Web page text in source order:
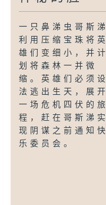
一只鼻涕虫哥斯涕
利用压缩宝珠将英
雄们变细小，并计
划将森林一并微
缩。英雄们必须设
法逃出生天，展开
一场危机四伏的旅
程，赶在哥斯涕实
现阴谋之前通知快
乐委员会。